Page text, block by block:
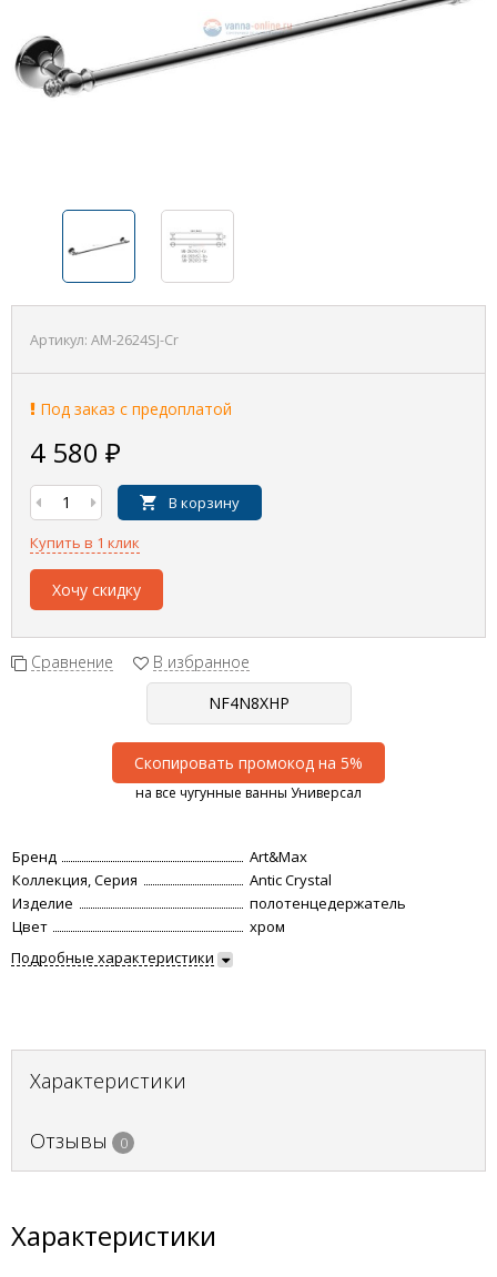
Артикул: AM-2624SJ-Cr
Под заказ с предоплатой
4 580 ₽
В корзину
Купить в 1 клик
Хочу скидку
Сравнение В избранное
Скопировать промокод на 5%
на все чугунные ванны Универсал
Бренд
Art&Max
Коллекция, Серия
Antic Crystal
Изделие
полотенцедержатель
Цвет
хром
Подробные характеристики
Характеристики
Отзывы 0
Характеристики